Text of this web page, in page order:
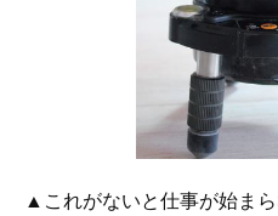
▲これがないと仕事が始ま